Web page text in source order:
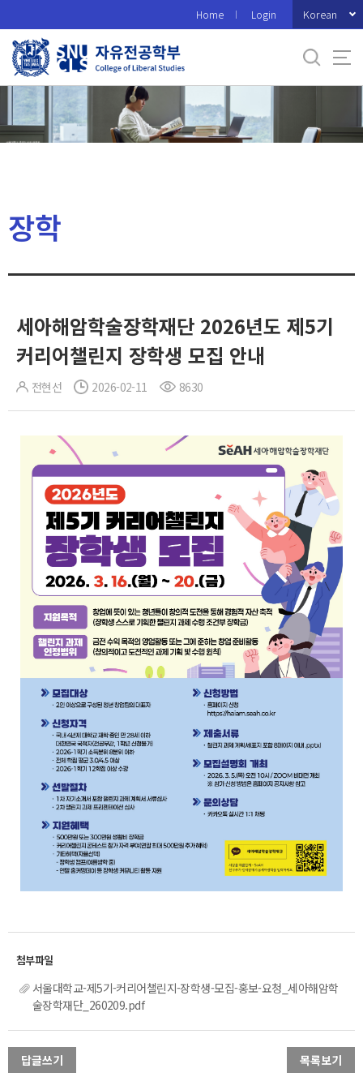
로
메
Home Login Korean
장학
세아해암학술장학재단 2026년도 제5기
커리어챌린지 장학생 모집 안내
전현선 2026-02-11 8630
서울대학교-제5기-커리어챌린지-장학생-모집-홍보-요청_세아해암학
술장학재단_260209.pdf
답글쓰기 목록보기